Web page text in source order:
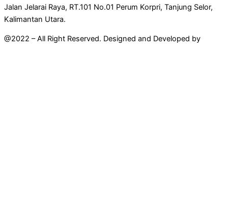
Jalan Jelarai Raya, RT.101 No.01 Perum Korpri, Tanjung Selor,
Kalimantan Utara.
@2022 – All Right Reserved. Designed and Developed by